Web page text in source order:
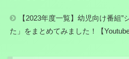
【2023年度一覧】幼児向け番組”
た」をまとめてみました！【